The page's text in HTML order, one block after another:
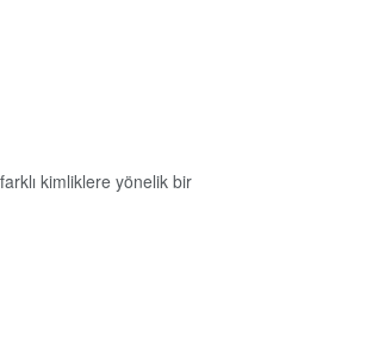
kimliklere yönelik bir